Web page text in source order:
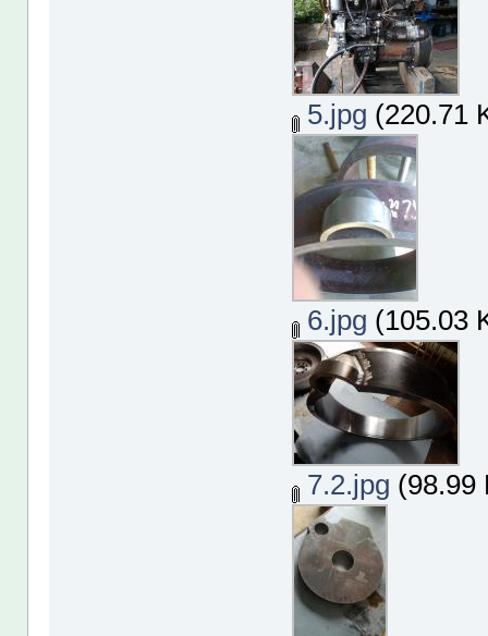
5.jpg (220.71
6.jpg (105.03
7.2.jpg (98.99